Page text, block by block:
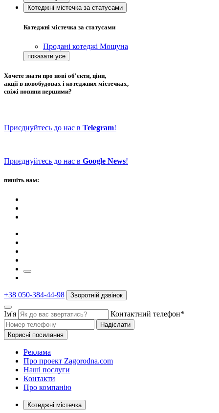
Котеджні містечка за статусами
Котеджні містечка за статусами
Продані котеджі Мощуна
Хочете знати про нові об'єкти, ціни,
акції в новобудовах і котеджних містечках,
свіжі новини першими?
Приєднуйтесь до нас в Telegram!
Приєднуйтесь до нас в Google News!
пишіть нам:
+38 050-384-44-98 Зворотній дзвінок
Ім'я Контактний телефон*
Надіслати
Корисні посилання
Реклама
Про проект Zagorodna.com
Наші послуги
Контакти
Про компанію
Котеджні містечка